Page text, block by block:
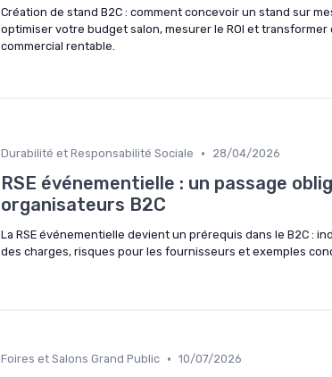
Création de stand B2C : comment concevoir un stand sur
optimiser votre budget salon, mesurer le ROI et
commercial rentable.
Durabilité et Responsabilité Sociale • 28/04/2026
RSE événementielle : un passage
organisateurs B2C
La RSE événementielle devient un prérequis dans le B2C :
des charges, risques pour les fournisseurs et exemples
Foires et Salons Grand Public • 10/07/2026